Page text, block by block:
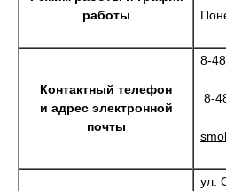
работы
Контактный телефон
и адрес электронной
почты
8-
8-
ул.